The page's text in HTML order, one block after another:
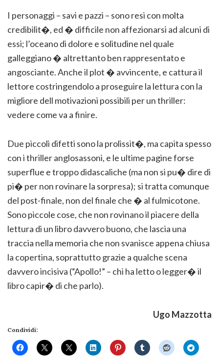
I personaggi – savi e pazzi – sono resi con molta
credibilit�, ed � difficile non affezionarsi ad alcuni di
essi; l’oceano di dolore e solitudine nel quale
galleggiano � altrettanto ben rappresentato e
angosciante. Anche il plot � avvincente, e cattura il
lettore costringendolo a proseguire la lettura con la
migliore dell motivazioni possibili per un thriller:
vedere come va a finire.
Due piccoli difetti sono la prolissit�, ma capita spesso
con i thriller anglosassoni, e le ultime pagine forse
superflue e troppo didascaliche (ma non si pu� dire di
pi� per non rovinare la sorpresa); si tratta comunque
del post-finale, non del finale che � al fulmicotone.
Sono piccole cose, che non rovinano il piacere della
lettura di un libro davvero buono, che lascia una
traccia nella memoria che non svanisce appena chiusa
la copertina, soprattutto grazie a qualche scena
davvero incisiva (“Apollo!” – chi ha letto o legger� il
libro capir� di che parlo).
Ugo Mazzotta
Condividi: